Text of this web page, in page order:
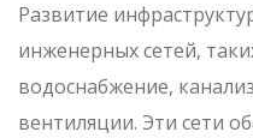
Развитие
инженерных сетей,
водоснабжение,
вентиляции. Эти сети